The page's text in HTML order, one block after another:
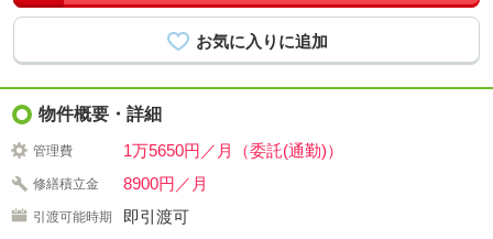
物件概要・詳細
管理費 1万5650円／月（委託(通勤)）
修繕積立金 8900円／月
引渡可能時期 即引渡可